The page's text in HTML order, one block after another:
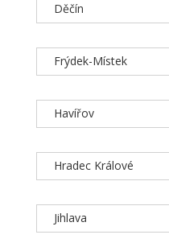
Děčín
Frýdek-Místek
Havířov
Hradec Králové
Jihlava